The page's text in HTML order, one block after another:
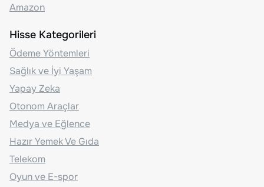
Amazon
Hisse Kategorileri
Ödeme Yöntemleri
Sağlık ve İyi Yaşam
Yapay Zeka
Otonom Araçlar
Medya ve Eğlence
Hazır Yemek Ve Gıda
Telekom
Oyun ve E-spor